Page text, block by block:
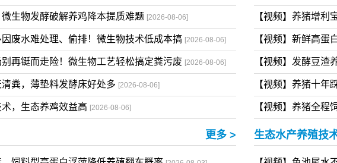
秸秆发酵变身鸡营养餐，肉香浓郁成本直[2026-08-07]
鸡就地消纳粪污，无污水、无臭气排放，[2026-08-07]
生物发酵破解养鸡降本提质难题[2026-08-06]
废水难处理、偷排！微生物技术低成本搞[2026-08-06]
再铤而走险！微生物工艺轻松搞定粪污废[2026-08-06]
粪，薄垫料发酵床好处多[2026-08-06]
，生态养鸡效益高
【视频】养殖场被
环保严查不停歇养
【视频】养猪增利
【视频】新鲜高蛋
【视频】发酵豆渣
【视频】养猪十年
【视频】养猪全程